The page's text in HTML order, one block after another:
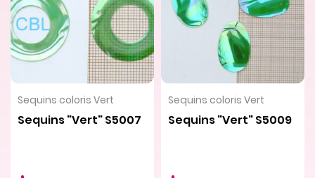
VOIR LE PRODUIT
Sequins coloris Vert
Sequins "Vert" S5007
VOIR LE PRODUIT
Sequins coloris Vert
Sequins "Vert" S5009